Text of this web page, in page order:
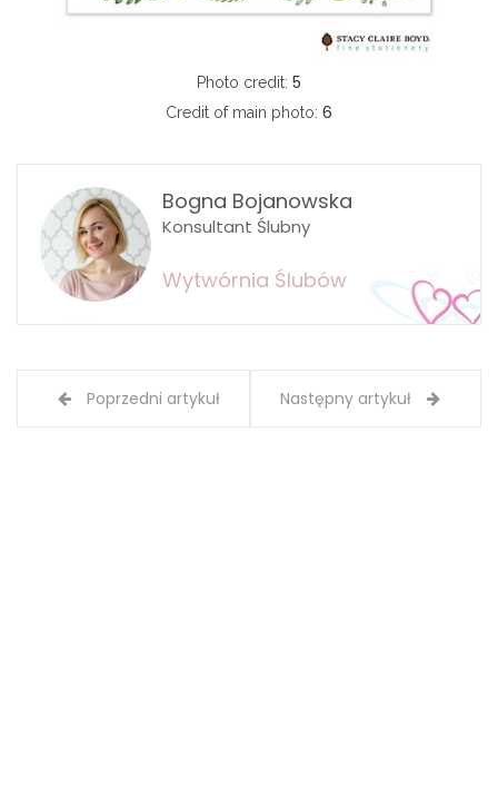
Photo credit: 5
Credit of main photo: 6
Bogna Bojanowska
Konsultant Ślubny
Wytwórnia Ślubów
Poprzedni artykuł Następny artykuł